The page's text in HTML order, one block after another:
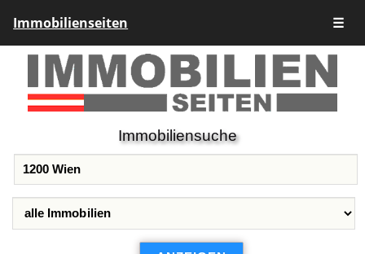
Immobilienseiten ☰
Immobiliensuche